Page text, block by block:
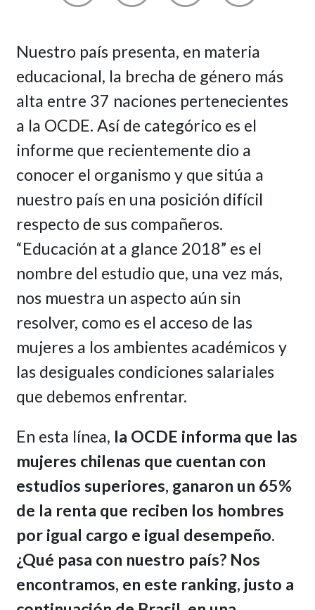
Nuestro país presenta, en materia
educacional, la brecha de género más
alta entre 37 naciones pertenecientes
a la OCDE. Así de categórico es el
informe que recientemente dio a
conocer el organismo y que sitúa a
nuestro país en una posición difícil
respecto de sus compañeros.
“Educación at a glance 2018” es el
nombre del estudio que, una vez más,
nos muestra un aspecto aún sin
resolver, como es el acceso de las
mujeres a los ambientes académicos y
las desiguales condiciones salariales
que debemos enfrentar.
En esta línea, la OCDE informa que las
mujeres chilenas que cuentan con
estudios superiores, ganaron un 65%
de la renta que reciben los hombres
por igual cargo e igual desempeño.
¿Qué pasa con nuestro país? Nos
encontramos, en este ranking, justo a